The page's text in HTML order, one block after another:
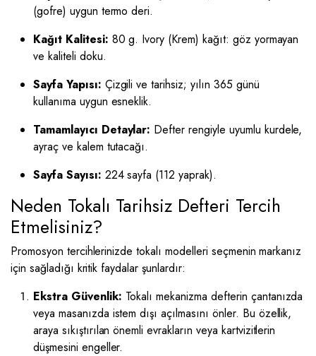
(gofre) uygun termo deri.
Kağıt Kalitesi: 80 g. Ivory (Krem) kağıt: göz yormayan
ve kaliteli doku.
Sayfa Yapısı: Çizgili ve tarihsiz; yılın 365 günü
kullanıma uygun esneklik.
Tamamlayıcı Detaylar: Defter rengiyle uyumlu kurdele,
ayraç ve kalem tutacağı.
Sayfa Sayısı: 224 sayfa (112 yaprak).
Neden Tokalı Tarihsiz Defteri Tercih
Etmelisiniz?
Promosyon tercihlerinizde tokalı modelleri seçmenin markanız
için sağladığı kritik faydalar şunlardır:
Ekstra Güvenlik: Tokalı mekanizma defterin çantanızda
veya masanızda istem dışı açılmasını önler. Bu özellik,
araya sıkıştırılan önemli evrakların veya kartvizitlerin
düşmesini engeller.